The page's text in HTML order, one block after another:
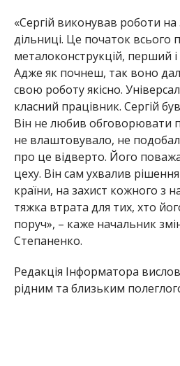
«Сергій виконував роботи на
дільниці. Це початок всього
металоконструкцій, перший
Адже як почнеш, так воно
свою роботу якісно.
класний працівник. Сергій
Він не любив обговорювати
не влаштовувало, не
про це відверто. Його
цеху. Він сам ухвалив
країни, на захист кожного з
тяжка втрата для тих, хто
поруч», – каже начальник
Степаненко.
Редакція Інформатора
рідним та близьким